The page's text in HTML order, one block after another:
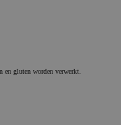
en gluten worden verwerkt.